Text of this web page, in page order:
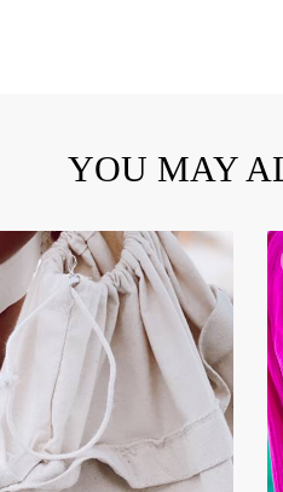
YOU MAY
Add